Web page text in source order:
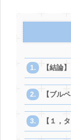
【結論】
【ブル
【１，